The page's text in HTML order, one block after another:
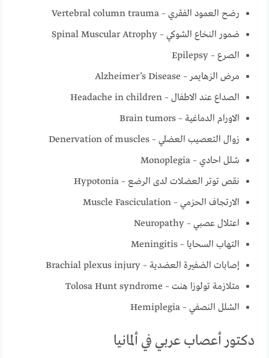
رضح العمود الفقري – Vertebral column trauma
ضمور النخاع الشوكي – Spinal Muscular Atrophy
الصرع – Epilepsy
مرض الزهايمر – Alzheimer’s Disease
الصداع عند الاطفال – Headache in children
الاورام الدماغية – Brain tumors
زوال التعصيب العضلي – Denervation of muscles
شلل احادي – Monoplegia
نقص توتر العضلات لدى الرضع – Hypotonia
الارتجاف الحزمي – Muscle Fasciculation
اعتلال عصبي – Neuropathy
التهاب السحايا – Meningitis
إصابات الضفيرة العضدية – Brachial plexus injury
متلازمة تولوزا هنت – Tolosa Hunt syndrome
الشلل النصفي – Hemiplegia
دكتور أعصاب عربي في ألمانيا